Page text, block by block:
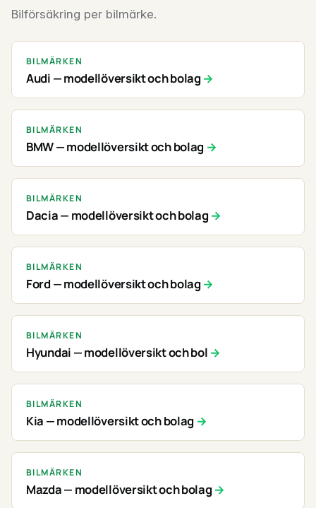
Bilförsäkring per bilmärke.
BILMÄRKEN
Audi — modellöversikt och bolag
BILMÄRKEN
BMW — modellöversikt och bolag
BILMÄRKEN
Dacia — modellöversikt och bolag
BILMÄRKEN
Ford — modellöversikt och bolag
BILMÄRKEN
Hyundai — modellöversikt och bol
BILMÄRKEN
Kia — modellöversikt och bolag
BILMÄRKEN
Mazda — modellöversikt och bolag